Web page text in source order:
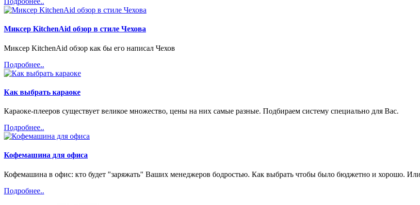
Миксер KitchenAid обзор в стиле Чехова
Миксер KitchenAid обзор как бы его написал Чехов
Подробнее..
Как выбрать караоке
Караоке-плееров существует великое множество, цены на них самые разные. Подбираем систему специально для Вас.
Подробнее..
Кофемашина для офиса
Кофемашина в офис: кто будет "заряжать" Ваших менеджеров бодростью. Как выбрать чтобы было бюджетно и хорошо. Или
Подробнее..